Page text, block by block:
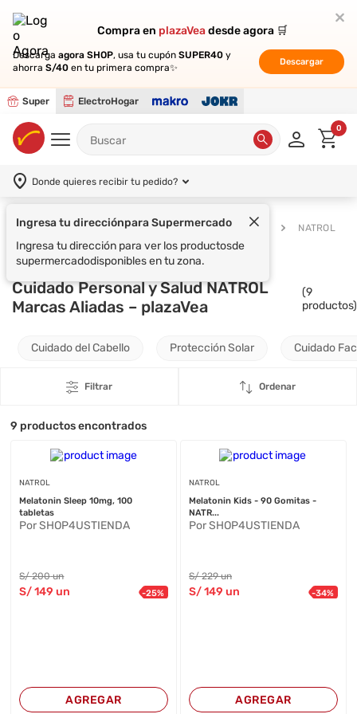
Compra en plazaVeadesde agora 🛒
Descarga agora SHOP, usa tu cupón SUPER40 y
ahorra S/40 en tu primera compra✨
Descargar
Super ElectroHogar
Compra en plazaVeadesde agora 🛒
Descarga agora SHOP, usa tu cupón SUPER40 y
ahorra S/40 en tu primera compra✨
Descargar
0
Donde quieres recibir tu pedido?
Ingresa tu direcciónpara Supermercado
Ingresa tu dirección para ver los productosde
supermercadodisponibles en tu zona.
Supermercado Cuidado Personal y Salud NATROL
Cuidado Personal y Salud NATROL
Marcas Aliadas – plazaVea
(9
productos)
Cuidado del Cabello Protección Solar Cuidado
Filtrar Ordenar
9 productos encontrados
NATROL
Melatonin Sleep 10mg, 100
tabletas
Por SHOP4USTIENDA
S/200 un
S/149 un -25%
AGREGAR
NATROL
Melatonin Kids - 90 Gomitas -
NATR...
Por SHOP4USTIENDA
S/229 un
S/149 un -34%
AGREGAR